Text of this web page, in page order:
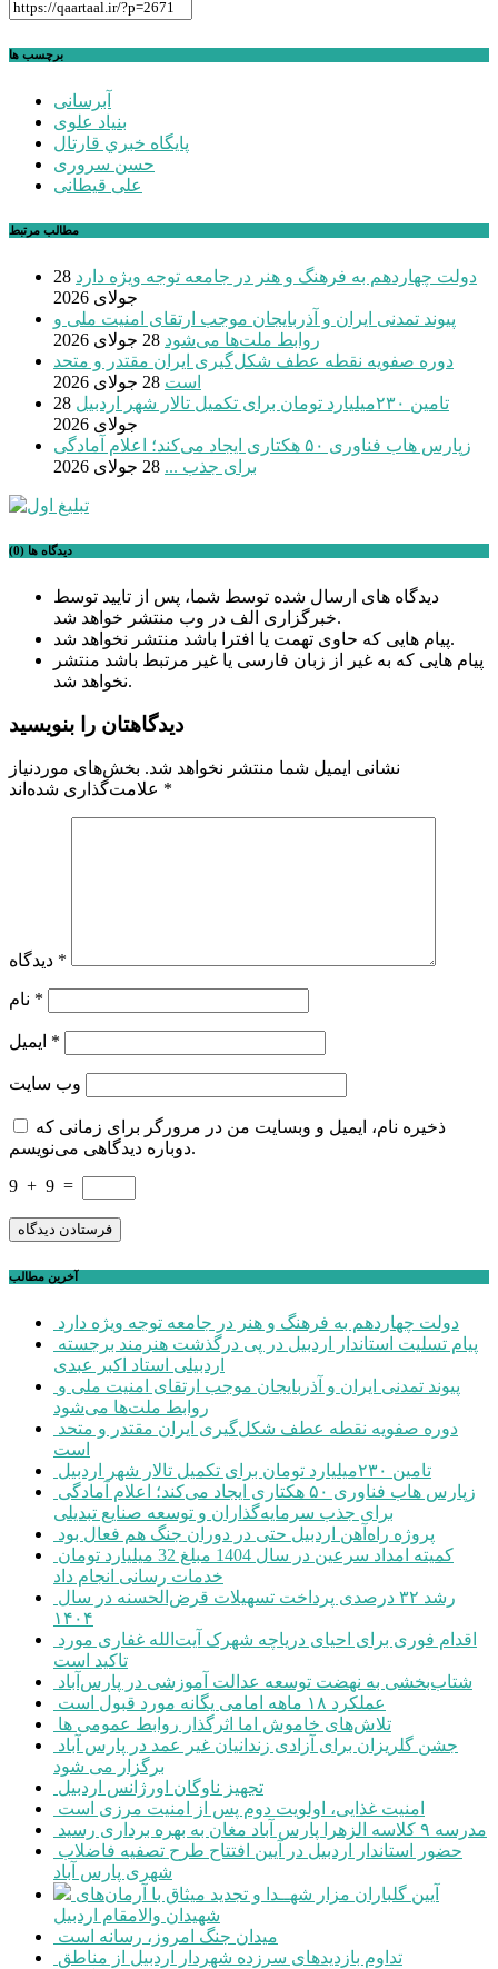
برچسب ها
آبرسانی
بنیاد علوی
پايگاه خبري قارتال
حسن سروری
علی قیطانی
مطالب مرتبط
دولت چهاردهم به فرهنگ و هنر در جامعه توجه ویژه دارد 28
جولای 2026
پیوند تمدنی ایران و آذربایجان موجب ارتقای امنیت ملی و
روابط ملت‌ها می‌شود 28 جولای 2026
دوره صفویه نقطه عطف شکل‌گیری ایران مقتدر و متحد
است 28 جولای 2026
تامین ۲۳۰میلیارد تومان برای تکمیل تالار شهر اردبیل
28
جولای 2026
زپارس هاب فناوری ۵۰ هکتاری ایجاد می‌کند؛ اعلام آمادگی
برای جذب ... 28 جولای 2026
دیدگاه ها (0)
دیدگاه های ارسال شده توسط شما، پس از تایید توسط
خبرگزاری الف در وب منتشر خواهد شد.
پیام هایی که حاوی تهمت یا افترا باشد منتشر نخواهد شد.
پیام هایی که به غیر از زبان فارسی یا غیر مرتبط باشد منتشر
نخواهد شد.
دیدگاهتان را بنویسید
نشانی ایمیل شما منتشر نخواهد شد. بخش‌های موردنیاز
*
*
*
*
وب‌ سایت
ذخیره نام، ایمیل و وبسایت من در مرورگر برای زمانی که
دوباره دیدگاهی می‌نویسم.
9 + 9 =
آخرین مطالب
دولت چهاردهم به فرهنگ و هنر در جامعه توجه ویژه دارد
اردبیلی استاد اکبر عبدی
روابط ملت‌ها می‌شود
است
تامین ۲۳۰میلیارد تومان برای تکمیل تالار شهر اردبیل
برای جذب سرمایه‌گذاران و توسعه صنایع تبدیلی
پروژه راه‌آهن اردبیل حتی در دوران جنگ هم فعال بود
خدمات رسانی انجام داد
۱۴۰۴
تاکید است
شتاب‌بخشی به نهضت توسعه عدالت آموزشی در پارس‌آباد
عملکرد ۱۸ ماهه امامی یگانه مورد قبول است
تلاش‌های خاموش اما اثرگذار روابط عمومی ها
برگزار می شود
تجهیز ناوگان اورژانس اردبیل
امنیت غذایی، اولویت دوم پس از امنیت مرزی است
مدرسه ۹ کلاسه الزهرا پارس آباد مغان به بهره برداری رسید
شهری پارس آباد
شهیدان والامقام اردبیل
میدان جنگ امروز، رسانه است
تداوم بازدیدهای سرزده شهردار اردبیل از مناطق